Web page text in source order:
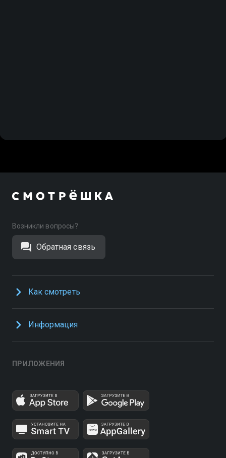
Возникли вопросы?
Обратная связь
Как смотреть
Информация
ПРИЛОЖЕНИЯ